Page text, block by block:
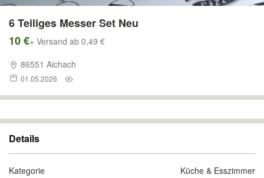
6 Teiliges Messer Set Neu
10 €+ Versand ab 0,49 €
86551 Aichach
01.05.2026
Details
Kategorie
Küche & Esszimmer